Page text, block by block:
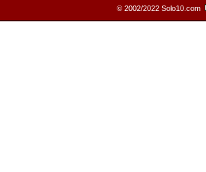
© 2002/2022 Solo10.com